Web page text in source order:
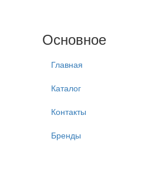
Основное
Главная
Каталог
Контакты
Бренды